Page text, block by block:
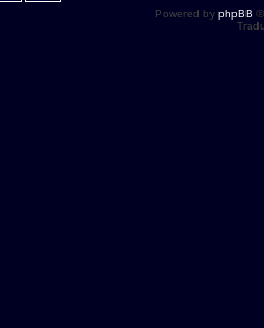
Powered by phpBB